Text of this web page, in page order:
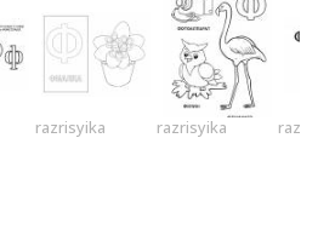
razrisyika razrisyika